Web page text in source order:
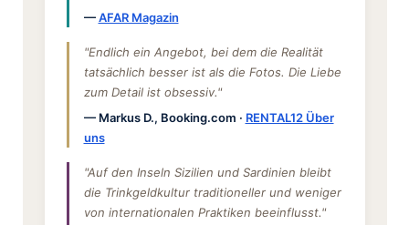
—AFAR Magazin
"Endlich ein Angebot, bei dem die Realität
tatsächlich besser ist als die Fotos. Die Liebe
zum Detail ist obsessiv."
— Markus D., Booking.com · RENTAL12 Über
uns
"Auf den Inseln Sizilien und Sardinien bleibt
die Trinkgeldkultur traditioneller und weniger
von internationalen Praktiken beeinflusst."